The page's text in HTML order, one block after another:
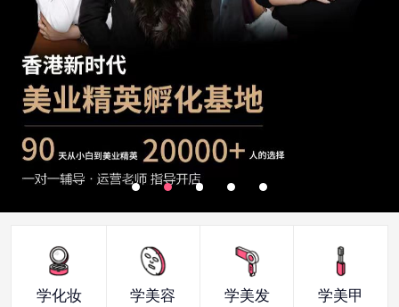
学化妆 学美容 学美发 学美甲